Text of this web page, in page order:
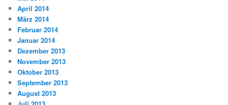
April 2014
März 2014
Februar 2014
Januar 2014
Dezember 2013
November 2013
Oktober 2013
September 2013
August 2013